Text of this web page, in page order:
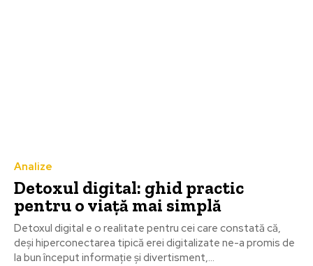
Analize
Detoxul digital: ghid practic
pentru o viaţă mai simplă
Detoxul digital e o realitate pentru cei care constată că,
deşi hiperconectarea tipică erei digitalizate ne-a promis de
la bun început informaţie și divertisment,...